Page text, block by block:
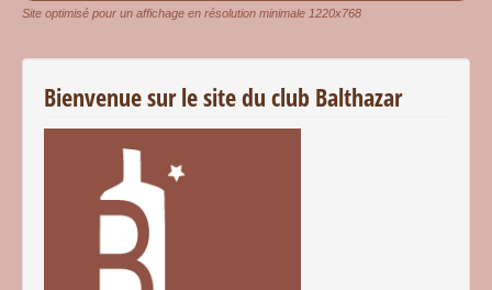
Site optimisé pour un affichage en résolution minimale 1220x768
Bienvenue sur le site du club Balthazar